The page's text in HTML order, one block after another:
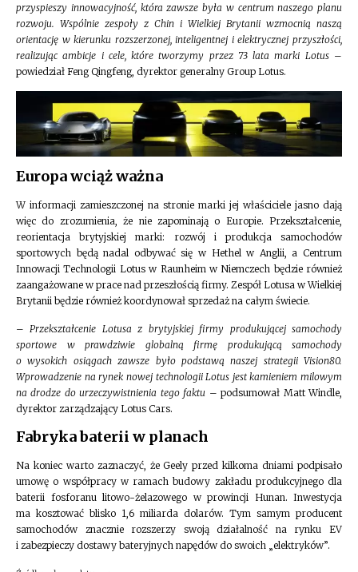
przyspieszy innowacyjność, która zawsze była w centrum naszego planu
rozwoju. Wspólnie zespoły z Chin i Wielkiej Brytanii wzmocnią naszą
orientację w kierunku rozszerzonej, inteligentnej i elektrycznej przyszłości,
realizując ambicje i cele, które tworzymy przez 73 lata marki Lotus–
powiedział Feng Qingfeng, dyrektor generalny Group Lotus.
Europa wciąż ważna
W informacji zamieszczonej na stronie marki jej właściciele jasno dają
więc do zrozumienia, że nie zapominają o Europie. Przekształcenie,
reorientacja brytyjskiej marki: rozwój i produkcja samochodów
sportowych będą nadal odbywać się w Hethel w Anglii, a Centrum
Innowacji Technologii Lotus w Raunheim w Niemczech będzie również
zaangażowane w prace nad przeszłością firmy. Zespół Lotusa w Wielkiej
Brytanii będzie również koordynował sprzedaż na całym świecie.
– Przekształcenie Lotusa z brytyjskiej firmy produkującej samochody
sportowe w prawdziwie globalną firmę produkującą samochody
o wysokich osiągach zawsze było podstawą naszej strategii Vision80.
Wprowadzenie na rynek nowej technologii Lotus jest kamieniem milowym
na drodze do urzeczywistnienia tego faktu – podsumował Matt Windle,
dyrektor zarządzający Lotus Cars.
Fabryka baterii w planach
Na koniec warto zaznaczyć, że Geely przed kilkoma dniami podpisało
umowę o współpracy w ramach budowy zakładu produkcyjnego dla
baterii fosforanu litowo-żelazowego w prowincji Hunan. Inwestycja
ma kosztować blisko 1,6 miliarda dolarów. Tym samym producent
samochodów znacznie rozszerzy swoją działalność na rynku EV
i zabezpieczy dostawy bateryjnych napędów do swoich „elektryków”.